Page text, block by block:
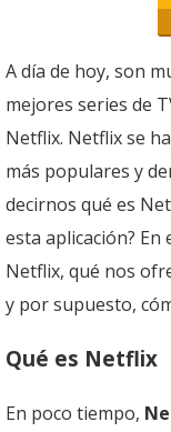
A día de hoy, son
mejores series de
Netflix. Netflix se
más populares y
decirnos qué es
esta aplicación? En
Netflix, qué nos
y por supuesto,
Qué es Netflix
En poco tiempo,